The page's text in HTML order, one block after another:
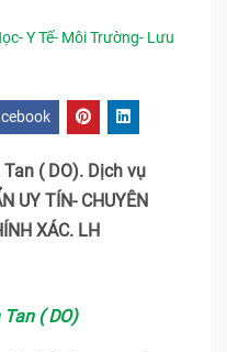
Y Tế- Môi Trường- Lưu
( DO). Dịch vụ
UY TÍN- CHUYÊN
XÁC. LH
( DO)